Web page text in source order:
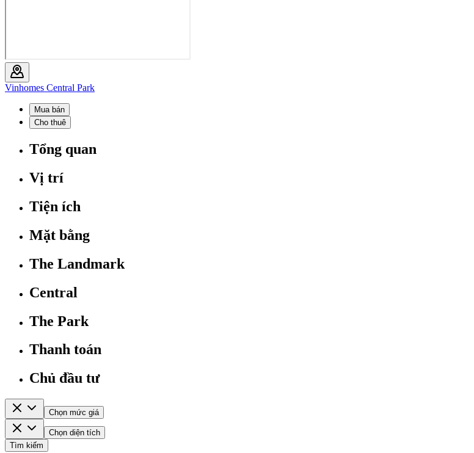
Vinhomes Central Park
Mua bán
Cho thuê
Tổng quan
Vị trí
Tiện ích
Mặt bằng
The Landmark
Central
The Park
Thanh toán
Chủ đầu tư
Chọn mức giá
Chọn diện tích
Tìm kiếm